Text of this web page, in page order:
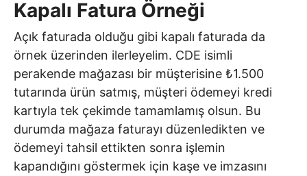
Kapalı Fatura Örneği
Açık faturada olduğu gibi kapalı faturada da
örnek üzerinden ilerleyelim. CDE isimli
perakende mağazası bir müşterisine ₺1.500
tutarında ürün satmış, müşteri ödemeyi kredi
kartıyla tek çekimde tamamlamış olsun. Bu
durumda mağaza faturayı düzenledikten ve
ödemeyi tahsil ettikten sonra işlemin
kapandığını göstermek için kaşe ve imzasını